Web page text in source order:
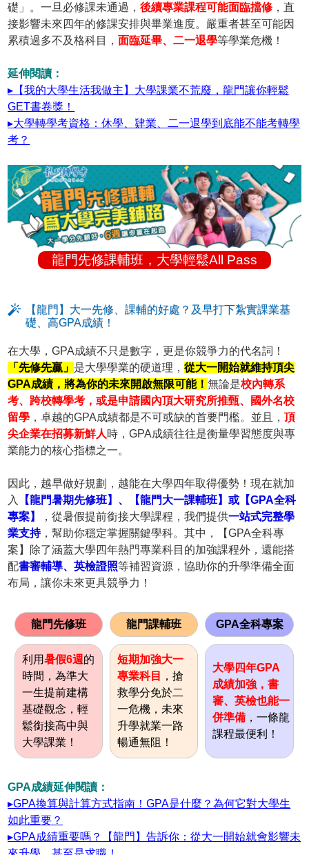
礎」。一旦必修課未通過，後續專業課程可能面臨擋修 ，直
接影響未來四年的修課安排與畢業進度。嚴重者甚至可能因
累積過多不及格科目，面臨延畢、二一退學等學業危機！
延伸閱讀：
▸【我的大學生活我做主】大學課業不荒廢，龍門讓你輕鬆
GET書卷獎！
▸大學轉學考資格：休學、肄業、二一退學到底能不能考轉學
考？
龍門先修課輔班，大學輕鬆All Pass
【龍門】大一先修、課輔的好處？及早打下紮實課業基
礎、高GPA成績！
在大學，GPA成績不只是數字，更是你競爭力的代名詞！
「先修先贏」 是大學學業的硬道理，從大一開始就維持頂尖
GPA成績，將為你的未來開啟無限可能！無論是校內轉系
考、跨校轉學考，或是申請國內頂大研究所推甄、國外名校
留學 ，卓越的GPA成績都是不可或缺的首要門檻。並且，頂
尖企業在招募新鮮人時，GPA成績往往是衡量學習態度與專
業能力的核心指標之一。
因此，越早做好規劃，越能在大學四年取得優勢！現在就加
入
【龍門暑期先修班】、【龍門大一課輔班】或【GPA全科
專案】
，從暑假提前銜接大學課程，我們提供一站式完整學
業支持，幫助你穩定掌握關鍵學科。其中，【GPA全科專
案】除了涵蓋大學四年熱門專業科目的加強課程外，還能搭
配書審輔導、英檢證照等補習資源，協助你的升學準備全面
布局，讓你未來更具競爭力！
龍門先修班 龍門課輔班 GPA全科專案
利用暑假6週的
時間，為準大
一生提前建構
基礎觀念，輕
鬆銜接高中與
大學課業！
短期加強大一
專業科目
，搶
救學分免於二
一危機，未來
升學就業一路
暢通無阻！
大學四年GPA
成績加強，書
審、英檢也能一
併準備 ，一條龍
課程最便利！
GPA成績延伸閱讀：
▸GPA換算與計算方式指南！GPA是什麼？為何它對大學生
如此重要？
▸GPA成績重要嗎？【龍門】告訴你：從大一開始就會影響未